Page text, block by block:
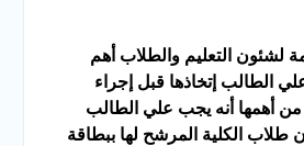
لشئون التعليم والطلاب أهم
الطالب إتخاذها قبل إجراء
أهمها أنه يجب علي الطالب
طلاب الكلية المرشح لها ببطاقة